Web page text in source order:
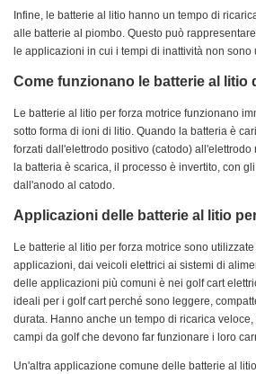
Infine, le batterie al litio hanno un tempo di
alle batterie al piombo. Questo può
le applicazioni in cui i tempi di inattività non sono
Come funzionano le batterie al litio
Le batterie al litio per forza motrice funzionano
sotto forma di ioni di litio. Quando la batteria è
forzati dall'elettrodo positivo (catodo)
la batteria è scarica, il processo è invertito, con
dall'anodo al catodo.
Applicazioni delle batterie al litio
Le batterie al litio per forza motrice sono
applicazioni, dai veicoli elettrici ai sistemi di
delle applicazioni più comuni è nei golf cart
ideali per i golf cart perché sono leggere,
durata. Hanno anche un tempo di ricarica
campi da golf che devono far funzionare i loro
Un'altra applicazione comune delle batterie al